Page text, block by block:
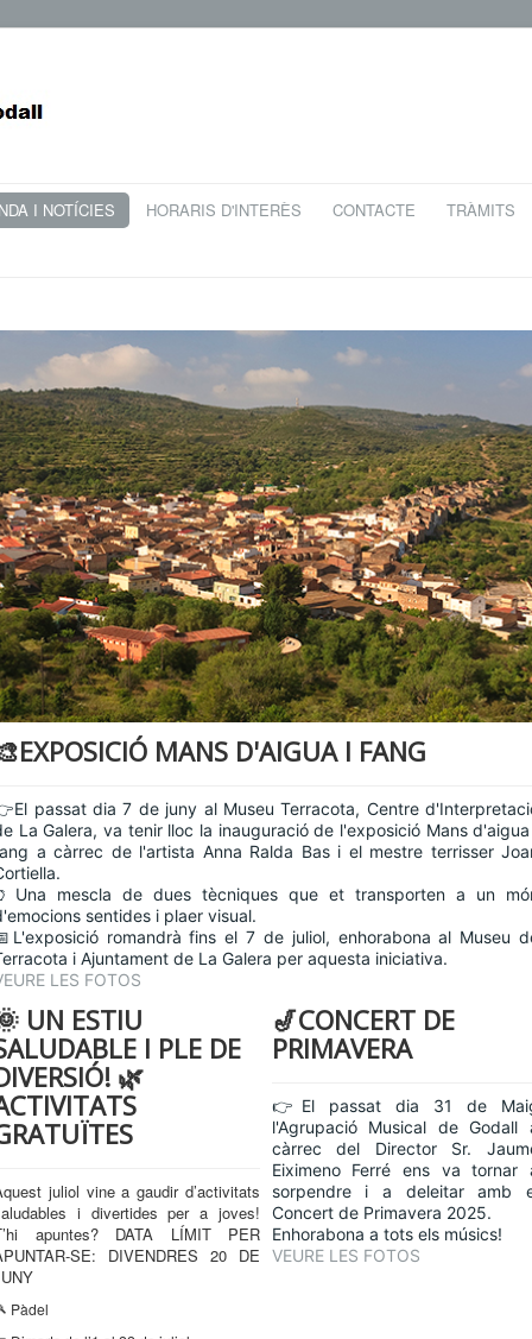
I NOTÍCIES HORARIS D'INTERÈS CONTACTE TRÀMITS
MANS D'AIGUA I FANG
passat dia 7 de juny al Museu Terracota, Centre
La Galera, va tenir lloc la inauguració de l'exposició Mans
a càrrec de l'artista Anna Ralda Bas i el mestre terrisser
mescla de dues tècniques que et transporten a un
sentides i plaer visual.
romandrà fins el 7 de juliol, enhorabona al Museu
i Ajuntament de La Galera per aquesta iniciativa.
LES FOTOS
UN ESTIU
I PLE DE
🌿
juliol vine a gaudir d’activitats
i divertides per a joves!
apuntes? DATA LÍMIT PER
SE: DIVENDRES 20 DE
Pàdel
🎷CONCERT DE
PRIMAVERA
👉El passat dia 31 de
l'Agrupació Musical de Godall
càrrec del Director Sr.
Eiximeno Ferré ens va tornar
sorpendre i a deleitar amb
Concert de Primavera 2025.
Enhorabona a tots els músics!
VEURE LES FOTOS